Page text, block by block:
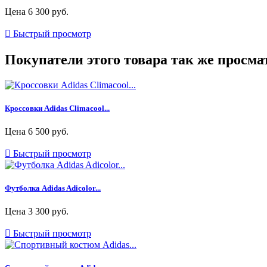
Цена 6 300 руб.
 Быстрый просмотр
Покупатели этого товара так же
Кроссовки Adidas Climacool...
Цена 6 500 руб.
 Быстрый просмотр
Футболка Adidas Adicolor...
Цена 3 300 руб.
 Быстрый просмотр